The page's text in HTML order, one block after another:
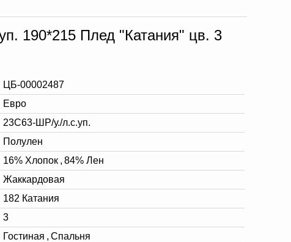
190*215 Плед "Катания" цв. 3
ЦБ-00002487
Евро
23С63-ШР/у./л.с.уп.
Полулен
16% Хлопок , 84% Лен
Жаккардовая
182 Катания
3
Гостиная , Спальня